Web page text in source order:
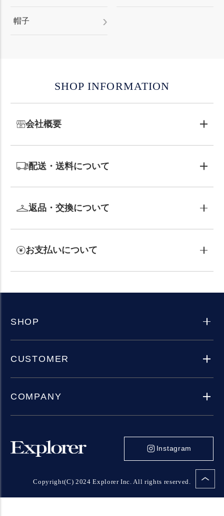
帽子
SHOP INFORMATION
会社概要
配送・送料について
返品・交換について
お支払いについて
SHOP
CUSTOMER
COMPANY
Instagram
Copyright(C) 2024 Explorer Inc. All rights reserved.